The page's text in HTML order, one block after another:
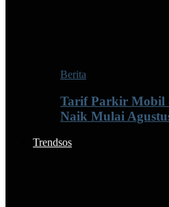
Berita
Tarif Parkir Mobil
Naik Mulai
Trendsos